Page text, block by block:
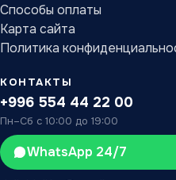
Способы оплаты
Карта сайта
Политика
КОНТАКТЫ
+996 554 44 22 00
Пн–Сб с 10:00 до 19:00
WhatsApp 24/7